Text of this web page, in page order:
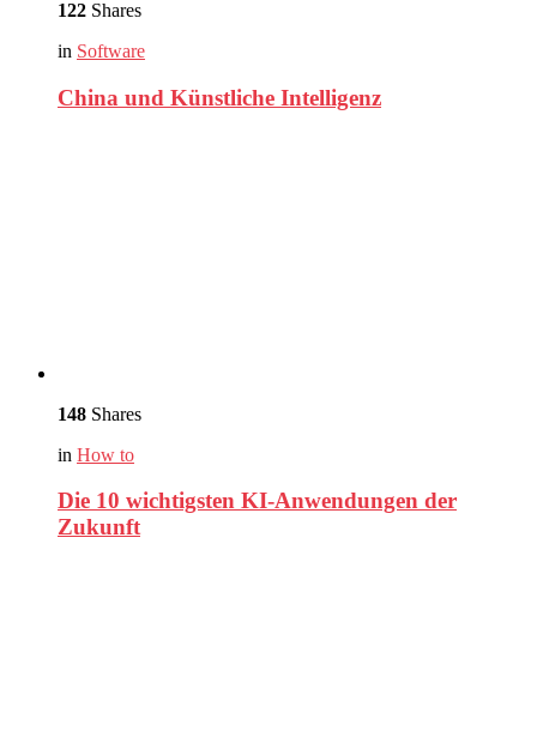
122 Shares
in Software
China und Künstliche Intelligenz
148 Shares
in How to
Die 10 wichtigsten KI-Anwendungen der
Zukunft